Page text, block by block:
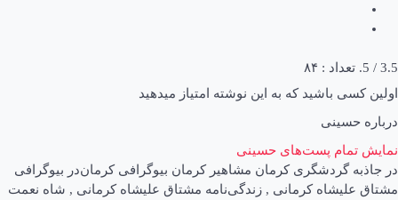
3.5 / 5. تعداد :
۸۴
اولین کسی باشید که به این نوشته امتیاز میدهید
درباره حسینی
نمایش تمام پست‌های حسینی
در جاذبه گردشگری کرمان مشاهیر کرمان بیوگرافی کرماندر بیوگرافی
مشتاق علیشاه کرمانی , زندگی‌نامه مشتاق علیشاه کرمانی , شاه نعمت